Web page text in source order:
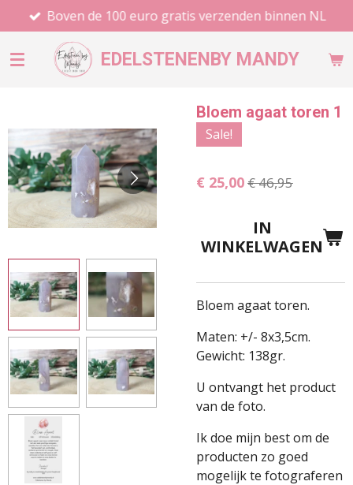
direct
naar
EDELSTENENBY MANDY
Boven de 100 euro gratis verzenden binnen NL
Bloem agaat toren 1
Sale!
€ 25,00€ 46,95
IN
WINKELWAGEN
Bloem agaat toren.
Maten: +/- 8x3,5cm.
Gewicht: 138gr.
U ontvangt het product
van de foto.
Ik doe mijn best om de
producten zo goed
mogelijk te fotograferen